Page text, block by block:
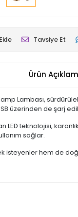
Tavsiye Et
Ürün
Lambası,
üzerinden de şarj
LED teknolojisi,
sağlar.
hem de